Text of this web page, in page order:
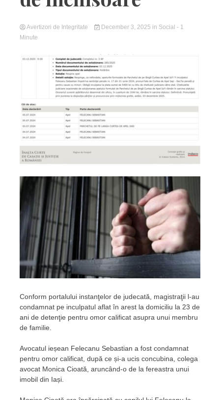
Avertizori de Integritate December 3, 2025 in Social - 1
Minute
Conform portalului instanţelor de judecată, magistraţii l-au
condamnat pe inculpatul aflat în arest la domiciliu la 23 de
ani de detenţie pentru omor calificat asupra unui membru
de familie.
Avocatul ieșean Felecanu Sebastian a fost condamnat
pentru omor calificat, după ce și-a ucis concubina, colega
avocat Monica Cioată, aruncând-o de la fereastra unui
imobil din Iași.